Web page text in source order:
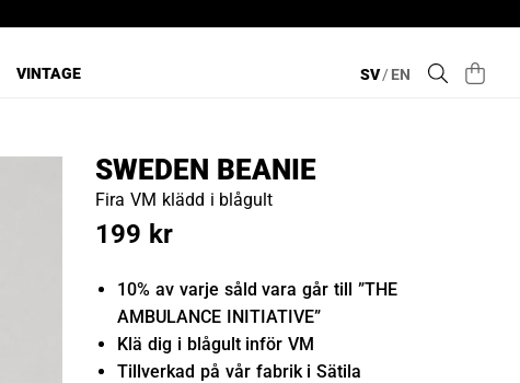
VINTAGE SV/EN
SWEDEN BEANIE
Fira VM klädd i blågult
199 kr
10% av varje såld vara går till ”THE
AMBULANCE INITIATIVE”
Klä dig i blågult inför VM
Tillverkad på vår fabrik i Sätila